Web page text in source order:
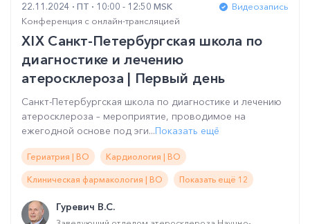
22.11.2024 ПТ 10:00 - 12:50 MSK
Видеозапись
Конференция с онлайн-трансляцией
XIX Санкт-Петербургская школа по
диагностике и лечению
атеросклероза | Первый день
Санкт-Петербургская школа по диагностике и лечению
атеросклероза – мероприятие, проводимое на
ежегодной основе под эги...Показать ещё
Гериатрия | ВО Кардиология | ВО
Клиническая фармакология | ВО Показать ещё 12
Гуревич В.С.